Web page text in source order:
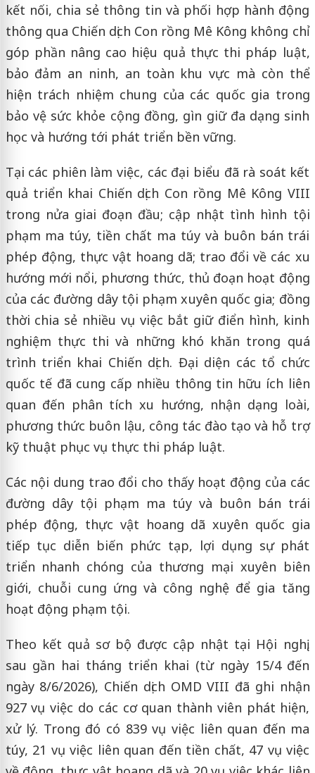
kết nối, chia sẻ thông tin và phối hợp hành động
thông qua Chiến dịch Con rồng Mê Kông không chỉ
góp phần nâng cao hiệu quả thực thi pháp luật,
bảo đảm an ninh, an toàn khu vực mà còn thể
hiện trách nhiệm chung của các quốc gia trong
bảo vệ sức khỏe cộng đồng, gìn giữ đa dạng sinh
học và hướng tới phát triển bền vững.
Tại các phiên làm việc, các đại biểu đã rà soát kết
quả triển khai Chiến dịch Con rồng Mê Kông VIII
trong nửa giai đoạn đầu; cập nhật tình hình tội
phạm ma túy, tiền chất ma túy và buôn bán trái
phép động, thực vật hoang dã; trao đổi về các xu
hướng mới nổi, phương thức, thủ đoạn hoạt động
của các đường dây tội phạm xuyên quốc gia; đồng
thời chia sẻ nhiều vụ việc bắt giữ điển hình, kinh
nghiệm thực thi và những khó khăn trong quá
trình triển khai Chiến dịch. Đại diện các tổ chức
quốc tế đã cung cấp nhiều thông tin hữu ích liên
quan đến phân tích xu hướng, nhận dạng loài,
phương thức buôn lậu, công tác đào tạo và hỗ trợ
kỹ thuật phục vụ thực thi pháp luật.
Các nội dung trao đổi cho thấy hoạt động của các
đường dây tội phạm ma túy và buôn bán trái
phép động, thực vật hoang dã xuyên quốc gia
tiếp tục diễn biến phức tạp, lợi dụng sự phát
triển nhanh chóng của thương mại xuyên biên
giới, chuỗi cung ứng và công nghệ để gia tăng
hoạt động phạm tội.
Theo kết quả sơ bộ được cập nhật tại Hội nghị,
sau gần hai tháng triển khai (từ ngày 15/4 đến
ngày 8/6/2026), Chiến dịch OMD VIII đã ghi nhận
927 vụ việc do các cơ quan thành viên phát hiện,
xử lý. Trong đó có 839 vụ việc liên quan đến ma
túy, 21 vụ việc liên quan đến tiền chất, 47 vụ việc